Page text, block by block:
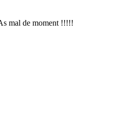
mal de moment !!!!!